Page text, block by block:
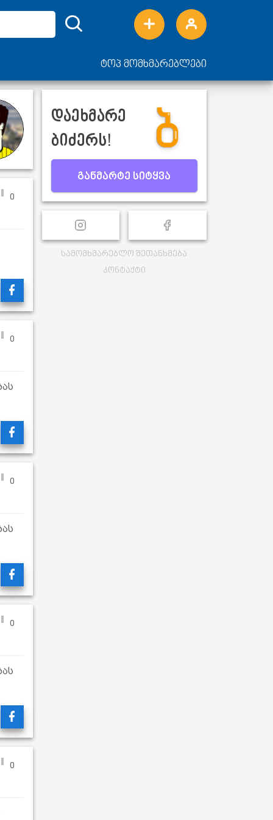
ტოპ მომხმარებლები
0
0
0
0
0
დაეხმარე
ბიძერს!
განმარტე სიტყვა
სამომხმარებლო შეთანხმება
კონტაქტი